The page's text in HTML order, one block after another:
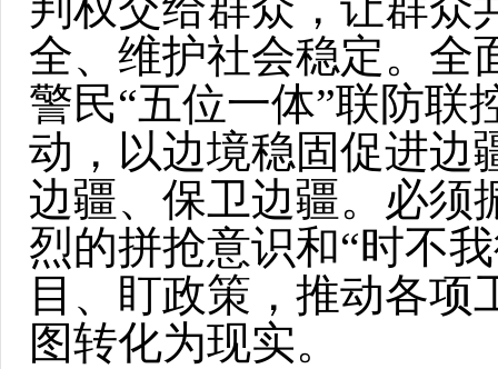
全、维护社会稳定。全
警民“五位一体”联防联
动，以边境稳固促进边
边疆、保卫边疆。必须
烈的拼抢意识和“时不
目、盯政策，推动各
图转化为现实。